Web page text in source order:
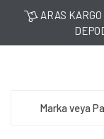
ARAS KARGO